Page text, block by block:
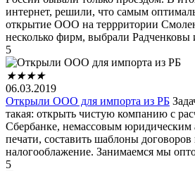
интернет, решили, что самым
открытие ООО на террритории
несколько фирм, выбрали Радченковы
5
★★★★
06.03.2019
Открыли ООО для импорта из РБ
такая: открыть чистую компанию с
Сбербанке, немассовым юридическим
печати, составить шаблоны
налогооблажение. Занимаемся мы
5